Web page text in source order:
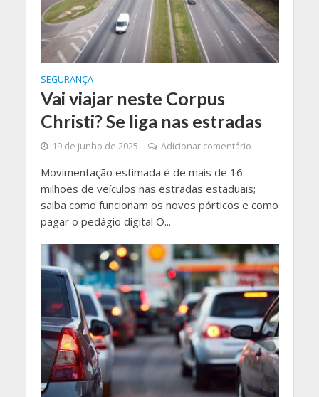
SEGURANÇA
Vai viajar neste Corpus
Christi? Se liga nas estradas
19 de junho de 2025 Adicionar comentário
Movimentação estimada é de mais de 16
milhões de veículos nas estradas estaduais;
saiba como funcionam os novos pórticos e como
pagar o pedágio digital O...